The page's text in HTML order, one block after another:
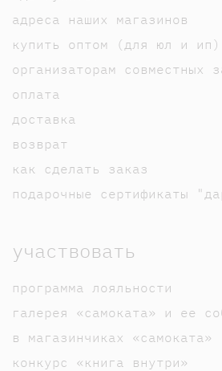
адреса наших магазинов
купить оптом (для юл и ип)
организаторам совместных
оплата
доставка
возврат
как сделать заказ
подарочные сертификаты
участвовать
программа лояльности
галерея «самоката» и ее
в магазинчиках «самоката»
конкурс «книга внутри»